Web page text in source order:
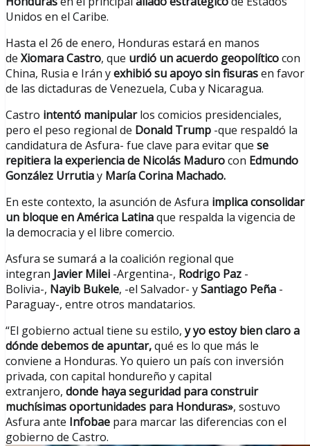
Unidos en el Caribe.
Hasta el 26 de enero, Honduras estará en manos
de Xiomara Castro, que urdió un acuerdo geopolíticocon
China, Rusia e Irán yexhibió su apoyo sin fisurasen favor
de las dictaduras de Venezuela, Cuba y Nicaragua.
Castro intentó manipularlos comicios presidenciales,
pero el peso regional de Donald Trump -que respaldó la
candidatura de Asfura- fue clave para evitar que se
repitiera la experiencia de Nicolás Madurocon Edmundo
González Urrutiay María Corina Machado.
En este contexto, la asunción de Asfura implica consolidar
un bloque en América Latinaque respalda la vigencia de
la democracia y el libre comercio.
Asfura se sumará a la coalición regional que
integran Javier Milei -Argentina-, Rodrigo Paz -
Bolivia-, Nayib Bukele, -el Salvador- ySantiago Peña -
Paraguay-, entre otros mandatarios.
“El gobierno actual tiene su estilo,y yo estoy bien claro a
dónde debemos de apuntar,qué es lo que más le
conviene a Honduras. Yo quiero un país con inversión
privada, con capital hondureño y capital
extranjero, donde haya seguridad para construir
muchísimas oportunidades para Honduras», sostuvo
Asfura ante Infobae para marcar las diferencias con el
gobierno de Castro.